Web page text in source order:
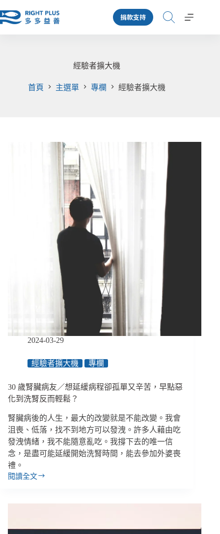
至
捐款支持
經驗者擴大機
首頁 主選單 專欄 經驗者擴大機
2024-03-29
經驗者擴大機 專欄
30 歲腎臟病友／想延緩病程卻孤單又辛苦，早點惡
化到洗腎反而輕鬆？
腎臟病後的人生，最大的改變就是不能改變。我會
沮喪、低落，找不到地方可以發洩。許多人藉由吃
發洩情緒，我不能隨意亂吃。我撐下去的唯一信
念，是盡可能延緩開始洗腎時間，能去參加外婆喪
禮。
閱讀全文
30
友